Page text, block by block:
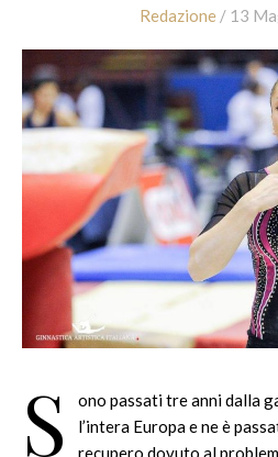
Redazione/ 13
S
ono passati tre anni dalla
l’intera Europa e ne è
recupero dovuto al